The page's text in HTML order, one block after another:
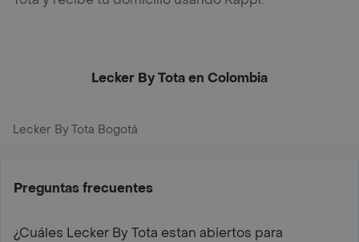
Lecker By Tota en Colombia
Lecker By Tota Bogotá
Preguntas frecuentes
¿Cuáles Lecker By Tota estan abiertos para